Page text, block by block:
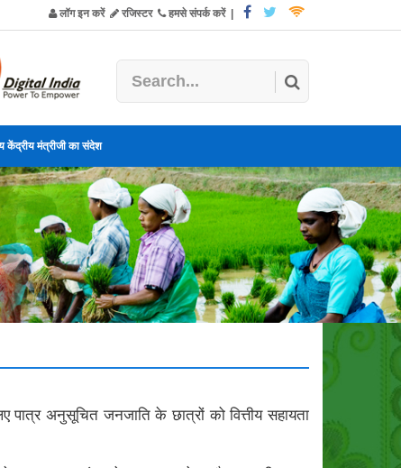
लॉग इन करें रजिस्टर हमसे संपर्क करें|
केंद्रीय मंत्रीजी का संदेश
अनुसूचित जनजाति के छात्रों को वित्तीय सहायता